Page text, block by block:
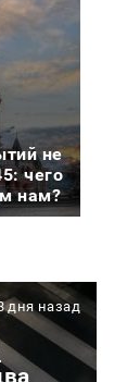
не
чего
нам?
дня назад